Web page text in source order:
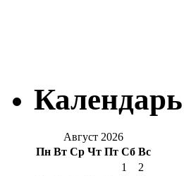
Август 2026
Пн Вт Ср Чт Пт Сб Вс
1
2